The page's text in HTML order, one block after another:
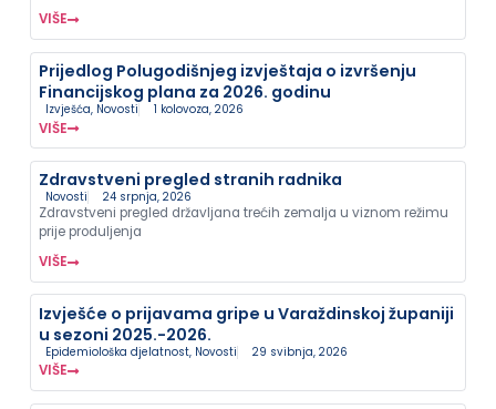
VIŠE
Prijedlog Polugodišnjeg izvještaja o izvršenju
Financijskog plana za 2026. godinu
Izvješća, Novosti 1 kolovoza, 2026
VIŠE
Zdravstveni pregled stranih radnika
Novosti 24 srpnja, 2026
Zdravstveni pregled državljana trećih zemalja u viznom režimu
prije produljenja
VIŠE
Izvješće o prijavama gripe u Varaždinskoj županiji
u sezoni 2025.-2026.
Epidemiološka djelatnost, Novosti 29 svibnja, 2026
VIŠE